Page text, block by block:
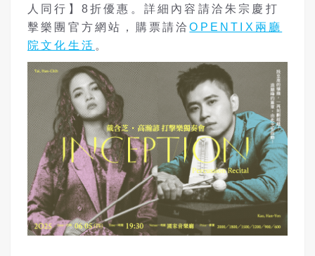
人同行】8折優惠。詳細內容請洽朱宗慶打
擊樂團官方網站，購票請洽OPENTIX兩廳
院文化生活 。